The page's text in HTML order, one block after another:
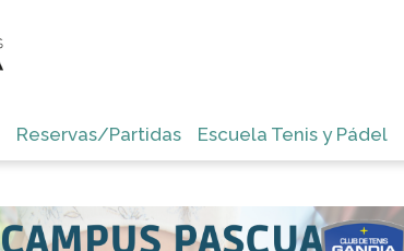
Reservas/Partidas Escuela Tenis y Pádel